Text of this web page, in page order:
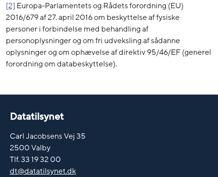
[2] Europa-Parlamentets og Rådets forordning (EU)
2016/679 af 27. april 2016 om beskyttelse af fysiske
personer i forbindelse med behandling af
personoplysninger og om fri udveksling af sådanne
oplysninger og om ophævelse af direktiv 95/46/EF (generel
forordning om databeskyttelse).
Datatilsynet
Carl Jacobsens Vej 35
2500 Valby
Tlf. 33 19 32 00
dt@datatilsynet.dk